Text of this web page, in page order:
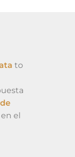
to
el